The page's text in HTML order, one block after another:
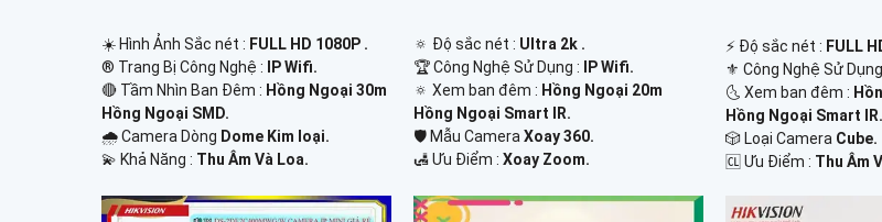
☀️ Hình Ảnh Sắc nét : FULL HD 1080P .
®️ Trang Bị Công Nghệ :
IP Wifi.
🔴 Tầm Nhìn Ban Đêm : Hồng Ngoại 30m
Hồng Ngoại SMD.
🌧️ Camera Dòng Dome Kim loại.
️💫 Khả Năng : Thu Âm Và Loa.
🔅 Độ sắc nét : Ultra 2k .
🏆 Công Nghệ Sử Dụng :
IP Wifi.
🔅 Xem ban đêm : Hồng Ngoại 20m
Hồng Ngoại Smart IR.
🛡 Mẫu CameraXoay 360.
️🛃 Ưu Điểm :Xoay Zoom.
️⚡ Độ sắc nét : FULL
⚜️ Công Nghệ Sử
🌜 Xem ban đêm :
Hồng Ngoại Smart IR.
🎲 Loại Camera Cube.
️🆑 Ưu Điểm : Thu Âm